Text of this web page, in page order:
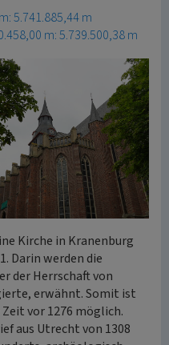
5.741.885,44 m
m: 5.739.500,38 m
Kirche in Kranenburg
Darin werden die
der Herrschaft von
erwähnt. Somit ist
vor 1276 möglich.
aus Utrecht von 1308